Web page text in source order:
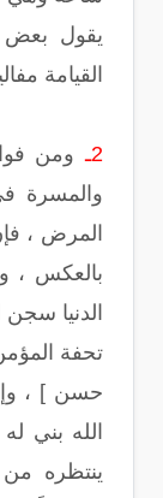
يقول بعض
القيامة
2ـ ومن
والمسرة
المرض ،
بالعكس ،
الدنيا
تحفة
حسن ] ،
الله بني
ينتظره